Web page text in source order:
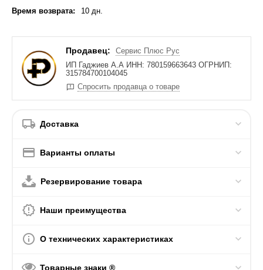
Время возврата: 10 дн.
Продавец:
Сервис Плюс Рус
ИП Гаджиев А.А ИНН: 780159663643 ОГРНИП:
315784700104045
Спросить продавца о товаре
Доставка
Варианты оплаты
Резервирование товара
Наши преимущества
О технических характеристиках
Товарные знаки ®